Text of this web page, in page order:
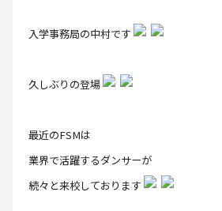
入学事務局の中村です
久しぶりの登場
最近のFSMは
業界で活躍するダンサーが
続々と来校しております